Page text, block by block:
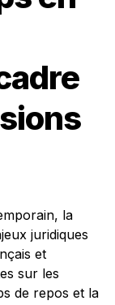
la
juridiques
et
sur les
de repos et la